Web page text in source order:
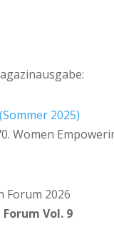
2025)
Vol. 9